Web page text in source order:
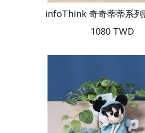
infoThink 奇奇蒂蒂系列
1080 TWD